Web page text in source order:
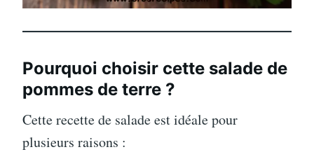
Pourquoi choisir cette salade de
pommes de terre ?
Cette recette de salade est idéale pour
plusieurs raisons :